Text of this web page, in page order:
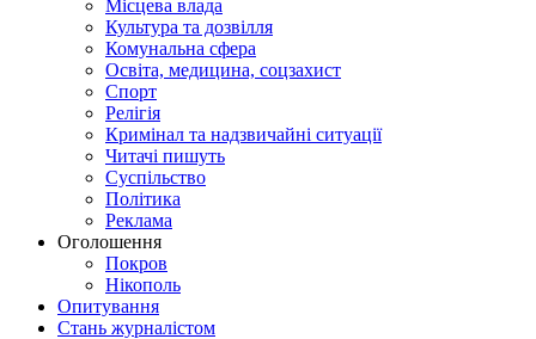
Місцева влада
Культура та дозвілля
Комунальна сфера
Освіта, медицина, соцзахист
Спорт
Релігія
Кримінал та надзвичайні ситуації
Читачі пишуть
Суспільство
Політика
Реклама
Оголошення
Покров
Нікополь
Опитування
Стань журналістом